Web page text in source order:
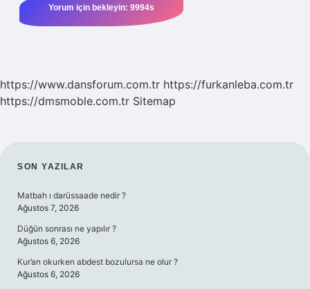
https://www.dansforum.com.tr https://furkanleba.com.tr
https://dmsmoble.com.tr Sitemap
SIDEBAR
SON YAZILAR
Matbah ı darüssaade nedir ?
Ağustos 7, 2026
Düğün sonrası ne yapılır ?
Ağustos 6, 2026
Kur’an okurken abdest bozulursa ne olur ?
Ağustos 6, 2026